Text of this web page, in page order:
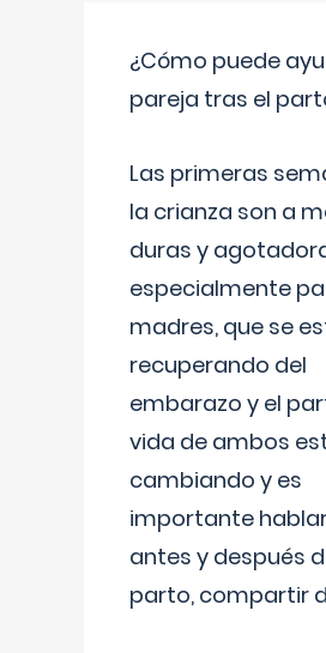
¿Cómo puede
pareja tras el
Las primeras
la crianza son a
duras y
especialmente
madres, que se
recuperando del
embarazo y el
vida de ambos
cambiando y es
importante
antes y después
parto, compartir